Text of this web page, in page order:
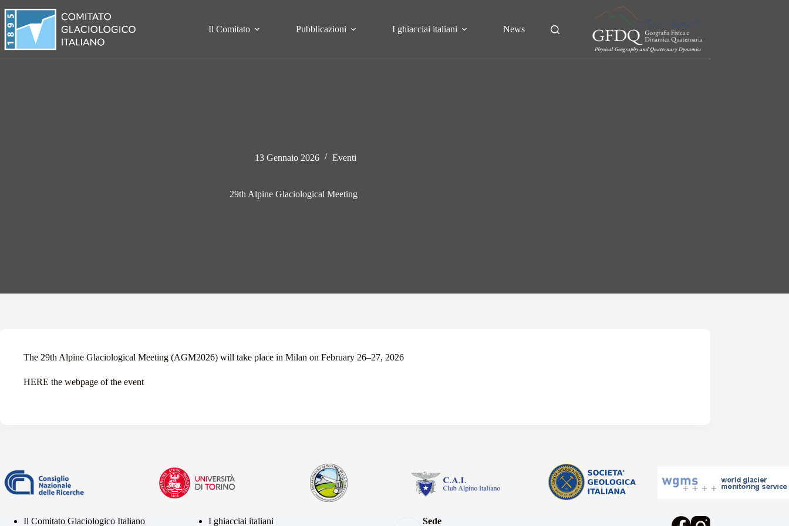
contenuto
Il Comitato Pubblicazioni I ghiacciai italiani News
13 Gennaio 2026 Eventi
29th Alpine Glaciological Meeting
The 29th Alpine Glaciological Meeting (AGM2026) will take place in Milan on February 26–27, 2026
HERE the webpage of the event
Il Comitato Glaciologico Italiano I ghiacciai italiani Sede